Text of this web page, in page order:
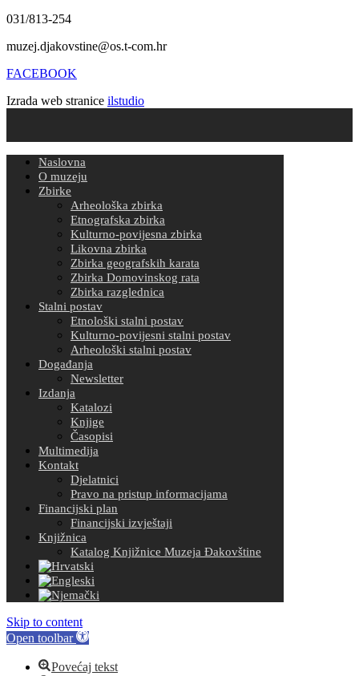
031/813-254
muzej.djakovstine@os.t-com.hr
FACEBOOK
Izrada web stranice ilstudio
Naslovna
O muzeju
Zbirke
Arheološka zbirka
Etnografska zbirka
Kulturno-povijesna zbirka
Likovna zbirka
Zbirka geografskih karata
Zbirka Domovinskog rata
Zbirka razglednica
Stalni postav
Etnološki stalni postav
Kulturno-povijesni stalni postav
Arheološki stalni postav
Događanja
Newsletter
Izdanja
Katalozi
Knjige
Časopisi
Multimedija
Kontakt
Djelatnici
Pravo na pristup informacijama
Financijski plan
Financijski izvještaji
Knjižnica
Katalog Knjižnice Muzeja Đakovštine
Skip to content
Open toolbar
Povećaj tekst